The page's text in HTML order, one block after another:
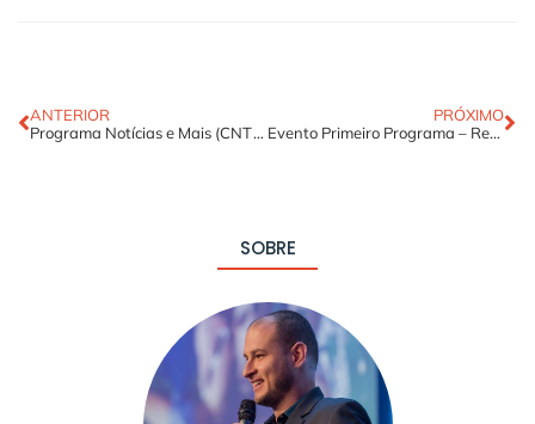
ANTERIOR
Programa Notícias e Mais (CNT) – Entrevista com Rafael Baltresca
PRÓXIMO
Evento Primeiro Programa – Rede Transamérica – Planejamento estratégico para a vida
SOBRE